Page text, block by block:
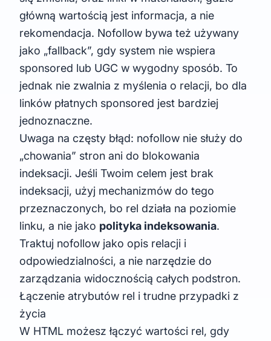
główną wartością jest informacja, a nie
rekomendacja. Nofollow bywa też używany
jako „fallback”, gdy system nie wspiera
sponsored lub UGC w wygodny sposób. To
jednak nie zwalnia z myślenia o relacji, bo dla
linków płatnych sponsored jest bardziej
jednoznaczne.
Uwaga na częsty błąd: nofollow nie służy do
„chowania” stron ani do blokowania
indeksacji. Jeśli Twoim celem jest brak
indeksacji, użyj mechanizmów do tego
przeznaczonych, bo rel działa na poziomie
linku, a nie jako polityka indeksowania.
Traktuj nofollow jako opis relacji i
odpowiedzialności, a nie narzędzie do
zarządzania widocznością całych podstron.
Łączenie atrybutów rel i trudne przypadki z
życia
W HTML możesz łączyć wartości rel, gdy